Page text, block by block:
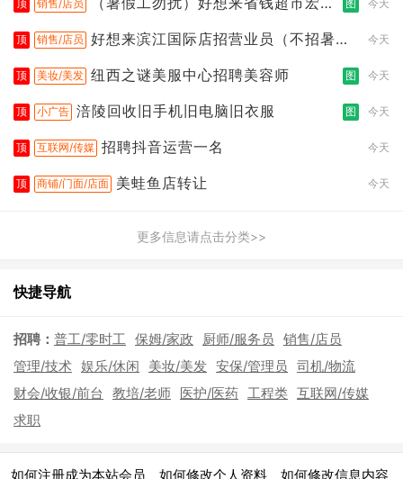
顶 销售/店员 图 今天
顶 销售/店员 好想来滨江国际店招营业员（不招暑假
今天
顶 美妆/美发 纽西之谜美服中心招聘美容师 图 今天
顶 小广告 涪陵回收旧手机旧电脑旧衣服 图 今天
顶 互联网/传媒 招聘抖音运营一名 今天
顶 商铺/门面/店面 美蛙鱼店转让 今天
更多信息请点击分类>>
快捷导航
招聘： 普工/零时工 保姆/家政 厨师/服务员 销售/店员
管理/技术 娱乐/休闲 美妆/美发 安保/管理员 司机/物流
财会/收银/前台 教培/老师 医护/医药 工程类 互联网/传媒
求职
如何注册成为本站会员 如何修改个人资料 如何修改信息内容